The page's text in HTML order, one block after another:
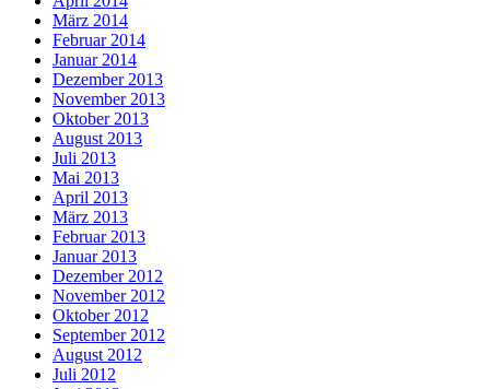
März 2014
Februar 2014
Januar 2014
Dezember 2013
November 2013
Oktober 2013
August 2013
Juli 2013
Mai 2013
April 2013
März 2013
Februar 2013
Januar 2013
Dezember 2012
November 2012
Oktober 2012
September 2012
August 2012
Juli 2012